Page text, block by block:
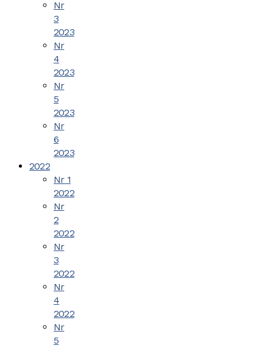
Nr
3
2023
Nr
4
2023
Nr
5
2023
Nr
6
2023
2022
Nr 1
2022
Nr
2
2022
Nr
3
2022
Nr
4
2022
Nr
5